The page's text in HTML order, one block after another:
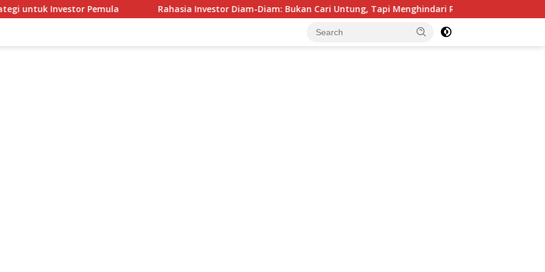
Investor Pemula Rahasia Investor Diam-Diam: Bukan Cari Untung, Tapi Menghindari Rugi Besar